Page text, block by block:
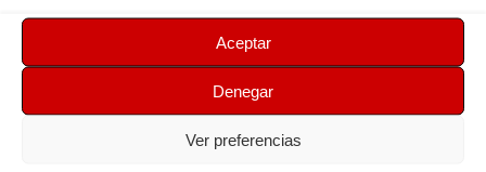
Aceptar
Denegar
Ver preferencias
LEER MÁS